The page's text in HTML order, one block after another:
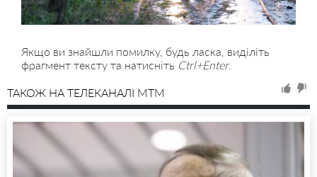
Якщо ви знайшли помилку, будь ласка, виділіть
фрагмент тексту та натисніть Ctrl+Enter.
ТАКОЖ НА ТЕЛЕКАНАЛІ MTM